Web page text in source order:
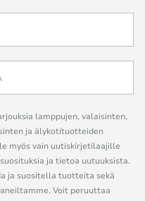
lamppujen, valaisinten,
ja älykotituotteiden
myös vain uutiskirjetilaajille
ja tietoa uutuuksista.
ja suositella tuotteita sekä
Voit peruuttaa